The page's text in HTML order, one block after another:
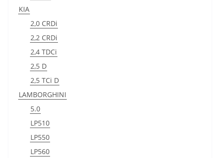
KIA
2,0 CRDi
2,2 CRDi
2,4 TDCi
2,5 D
2,5 TCi D
LAMBORGHINI
5.0
LP510
LP550
LP560